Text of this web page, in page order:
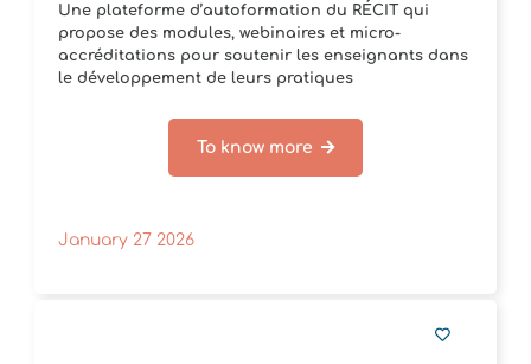
Une plateforme d’autoformation du RÉCIT qui
propose des modules, webinaires et micro-
accréditations pour soutenir les enseignants dans
le développement de leurs pratiques
To know more
January 27 2026